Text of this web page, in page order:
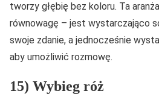
tworzy głębię bez koloru. Ta
równowagę – jest wystarczająco
swoje zdanie, a jednocześnie
aby umożliwić rozmowę.
15) Wybieg róż